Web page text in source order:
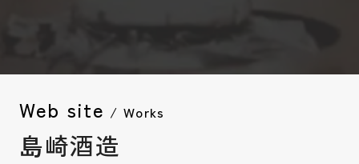
Web site / Works
島崎酒造